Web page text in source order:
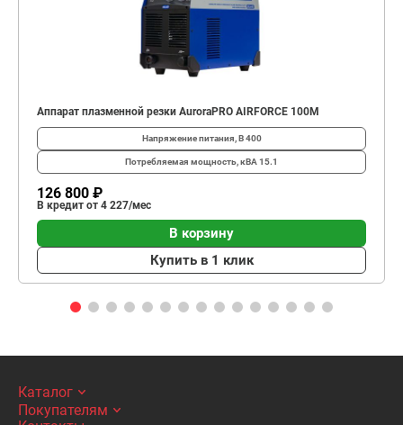
Аппарат плазменной резки AuroraPRO AIRFORCE 100M
Напряжение питания, В400
Потребляемая мощность, кВА 15.1
126 800 ₽
В кредит от 4 227/мес
В корзину
Купить в 1 клик
Каталог
Покупателям